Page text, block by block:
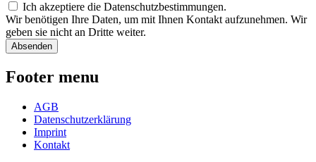
Ich akzeptiere die Datenschutzbestimmungen.
Wir benötigen Ihre Daten, um mit Ihnen Kontakt aufzunehmen. Wir
geben sie nicht an Dritte weiter.
Footer menu
AGB
Datenschutzerklärung
Imprint
Kontakt